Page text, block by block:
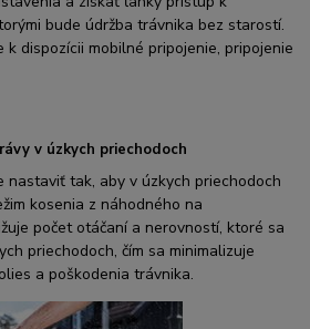
bude údržba trávnika bez starostí.
dispozícii mobilné pripojenie, pripojenie
v úzkych priechodoch
nastaviť tak, aby v úzkych priechodoch
kosenia z náhodného na
počet otáčaní a nerovností, ktoré sa
priechodoch, čím sa minimalizuje
a poškodenia trávnika.